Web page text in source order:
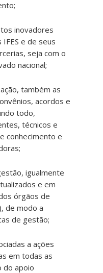
inovadores
e de seus
seja com o
nacional;
também as
acordos e
todo,
técnicos e
conhecimento e
igualmente
e em
órgãos de
de modo a
de gestão;
a ações
em todas as
do apoio